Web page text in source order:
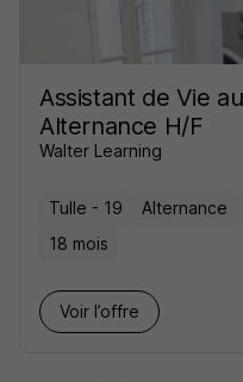
Assistant de Vie
Alternance H/F
Walter Learning
Tulle - 19 Alternance
18 mois
Voir l’offre